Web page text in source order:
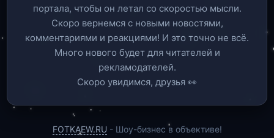
портала, чтобы он летал со скоростью мысли.
Скоро вернемся c новыми новостями,
комментариями и реакциями! И это точно не всё.
Много нового будет для читателей и
рекламодателей.
Скоро увидимся, друзья 👀
FOTKAEW.RU - Шоу-бизнес в объективе!